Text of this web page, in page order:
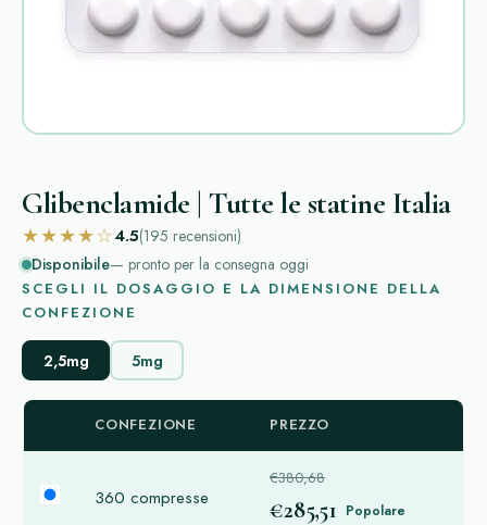
Glibenclamide | Tutte le statine Italia
★★★★☆4.5(195 recensioni)
Disponibile— pronto per la consegna oggi
SCEGLI IL DOSAGGIO E LA DIMENSIONE DELLA
CONFEZIONE
2,5mg 5mg
CONFEZIONE PREZZO
360 compresse
€380,68
€285,51 Popolare